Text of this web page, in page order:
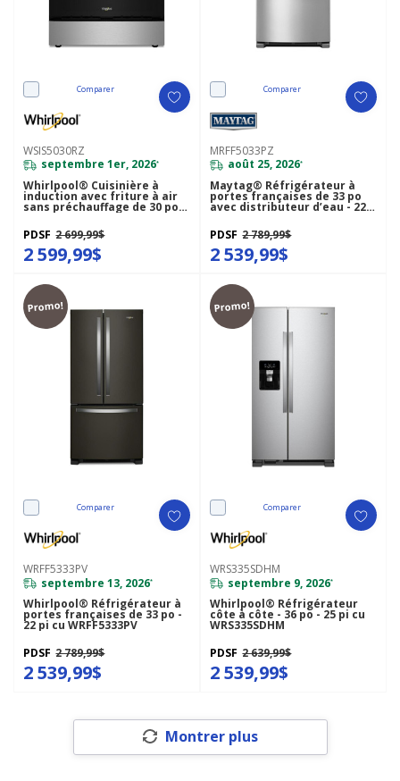
Comparer
WSIS5030RZ
septembre 1er, 2026*
Whirlpool® Cuisinière à
induction avec friture à air
sans préchauffage de 30 po
WSIS5030RZ
PDSF 2 699,99$
2 599,99$
Comparer
MRFF5033PZ
août 25, 2026*
Maytag® Réfrigérateur à
portes françaises de 33 po
avec distributeur d’eau - 22
PDSF 2 789,99$
2 539,99$
Promo!
Comparer
WRFF5333PV
septembre 13, 2026*
Whirlpool® Réfrigérateur à
portes françaises de 33 po -
22 pi cu WRFF5333PV
PDSF 2 789,99$
2 539,99$
Promo!
Comparer
WRS335SDHM
septembre 9, 2026*
Whirlpool® Réfrigérateur
côte à côte - 36 po - 25 pi cu
WRS335SDHM
PDSF 2 639,99$
2 539,99$
Montrer plus